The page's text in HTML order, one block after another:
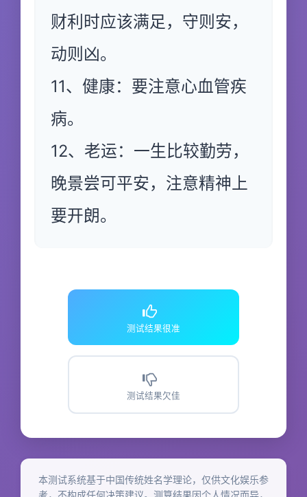
财利时应该满足，守则安，
动则凶。
11、健康：要注意心血管疾
病。
12、老运：一生比较勤劳，
晚景尝可平安，注意精神上
要开朗。
测试结果很准
测试结果欠佳
本测试系统基于中国传统姓名学理论，仅供文化娱乐参
考，不构成任何决策建议。测算结果因个人情况而异，